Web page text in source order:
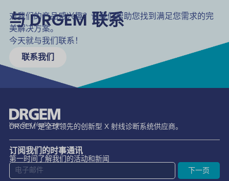
与 DRGEM 联系
对我们的产品感兴趣？让我们帮助您找到满足您需求的完
美解决方案。
今天就与我们联系！
联系我们
DRGEM 是全球领先的创新型 X 射线诊断系统供应商。
订阅我们的时事通讯
第一时间了解我们的活动和新闻
下一页